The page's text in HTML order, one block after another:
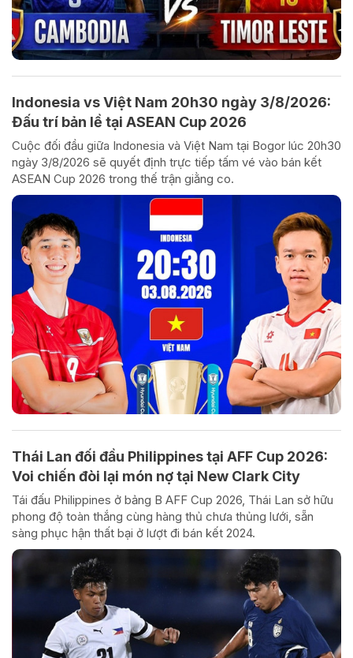
Indonesia vs Việt Nam 20h30 ngày 3/8/2026:
Đấu trí bản lề tại ASEAN Cup 2026
Cuộc đối đầu giữa Indonesia và Việt Nam tại Bogor lúc 20h30
ngày 3/8/2026 sẽ quyết định trực tiếp tấm vé vào bán kết
ASEAN Cup 2026 trong thế trận giằng co.
Thái Lan đối đầu Philippines tại AFF Cup 2026:
Voi chiến đòi lại món nợ tại New Clark City
Tái đấu Philippines ở bảng B AFF Cup 2026, Thái Lan sở hữu
phong độ toàn thắng cùng hàng thủ chưa thủng lưới, sẵn
sàng phục hận thất bại ở lượt đi bán kết 2024.